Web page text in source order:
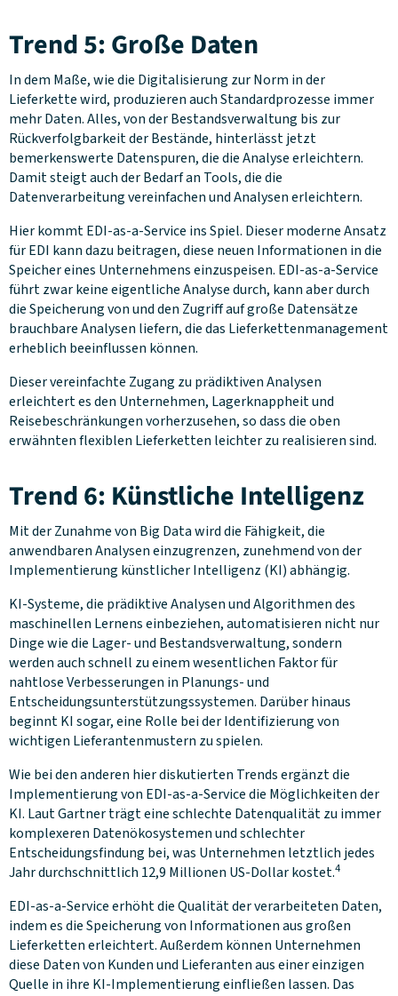
Trend 5: Große Daten
In dem Maße, wie die Digitalisierung zur Norm in der
Lieferkette wird, produzieren auch Standardprozesse immer
mehr Daten. Alles, von der Bestandsverwaltung bis zur
Rückverfolgbarkeit der Bestände, hinterlässt jetzt
bemerkenswerte Datenspuren, die die Analyse erleichtern.
Damit steigt auch der Bedarf an Tools, die die
Datenverarbeitung vereinfachen und Analysen erleichtern.
Hier kommt EDI-as-a-Service ins Spiel. Dieser moderne Ansatz
für EDI kann dazu beitragen, diese neuen Informationen in die
Speicher eines Unternehmens einzuspeisen. EDI-as-a-Service
führt zwar keine eigentliche Analyse durch, kann aber durch
die Speicherung von und den Zugriff auf große Datensätze
brauchbare Analysen liefern, die das Lieferkettenmanagement
erheblich beeinflussen können.
Dieser vereinfachte Zugang zu prädiktiven Analysen
erleichtert es den Unternehmen, Lagerknappheit und
Reisebeschränkungen vorherzusehen, so dass die oben
erwähnten flexiblen Lieferketten leichter zu realisieren sind.
Trend 6: Künstliche Intelligenz
Mit der Zunahme von Big Data wird die Fähigkeit, die
anwendbaren Analysen einzugrenzen, zunehmend von der
Implementierung künstlicher Intelligenz (KI) abhängig.
KI-Systeme, die prädiktive Analysen und Algorithmen des
maschinellen Lernens einbeziehen, automatisieren nicht nur
Dinge wie die Lager- und Bestandsverwaltung, sondern
werden auch schnell zu einem wesentlichen Faktor für
nahtlose Verbesserungen in Planungs- und
Entscheidungsunterstützungssystemen. Darüber hinaus
beginnt KI sogar, eine Rolle bei der Identifizierung von
wichtigen Lieferantenmustern zu spielen.
Wie bei den anderen hier diskutierten Trends ergänzt die
Implementierung von EDI-as-a-Service die Möglichkeiten der
KI. Laut Gartner trägt eine schlechte Datenqualität zu immer
komplexeren Datenökosystemen und schlechter
Entscheidungsfindung bei, was Unternehmen letztlich jedes
Jahr durchschnittlich 12,9 Millionen US-Dollar kostet.4
EDI-as-a-Service erhöht die Qualität der verarbeiteten Daten,
indem es die Speicherung von Informationen aus großen
Lieferketten erleichtert. Außerdem können Unternehmen
diese Daten von Kunden und Lieferanten aus einer einzigen
Quelle in ihre KI-Implementierung einfließen lassen. Das